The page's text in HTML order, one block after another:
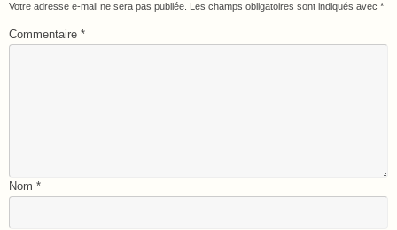
Votre adresse e-mail ne sera pas publiée. Les champs obligatoires sont indiqués avec *
Commentaire *
Nom *